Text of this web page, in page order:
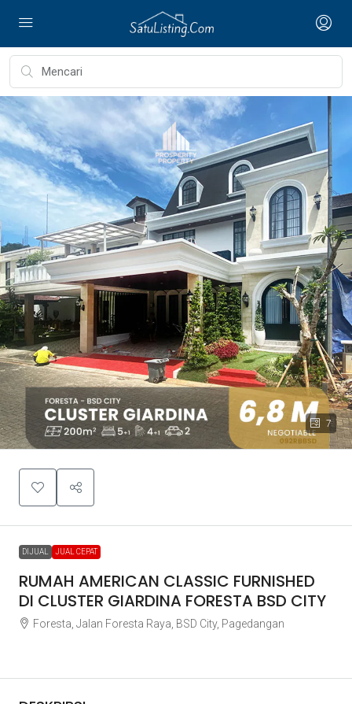
7
DIJUAL JUAL CEPAT
RUMAH AMERICAN CLASSIC FURNISHED
DI CLUSTER GIARDINA FORESTA BSD CITY
Foresta, Jalan Foresta Raya, BSD City, Pagedangan